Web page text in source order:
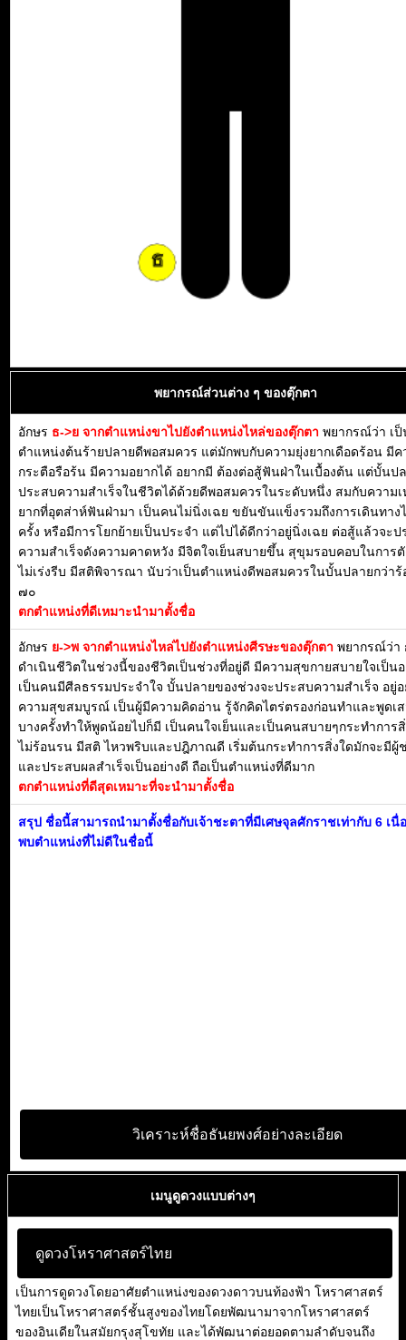
พยากรณ์ส่วนต่าง ๆ ของตุ๊กตา
อักษร ธ->ย จากตำแหน่งขาไปยังตำแหน่งไหล่ของตุ๊กตา พยากรณ์ว่า เป็
ตำแหน่งต้นร้ายปลายดีพอสมควร แต่มักพบกับความยุ่งยากเดือดร้อน มีค
กระตือรือร้น มีความอยากได้ อยากมี ต้องต่อสู้ฟันฝ่าในเบื้องต้น แต่บั้นป
ประสบความสำเร็จในชีวิตได้ด้วยดีพอสมควรในระดับหนึ่ง สมกับความ
ยากที่อุตส่าห์ฟันฝ่ามา เป็นคนไม่นิ่งเฉย ขยันขันแข็งรวมถึงการเดินทาง
ครั้ง หรือมีการโยกย้ายเป็นประจำ แต่ไปได้ดีกว่าอยู่นิ่งเฉย ต่อสู้แล้วจะป
ความสำเร็จดังความคาดหวัง มีจิตใจเย็นสบายขึ้น สุขุมรอบคอบในการ
ไม่เร่งรีบ มีสติพิจารณา นับว่าเป็นตำแหน่งดีพอสมควรในบั้นปลายกว่าร้
๗๐
ตกตำแหน่งที่ดีเหมาะนำมาตั้งชื่อ
อักษร ย->พ จากตำแหน่งไหล่ไปยังตำแหน่งศีรษะของตุ๊กตา พยากรณ์ว่า
ดำเนินชีวิตในช่วงนี้ของชีวิตเป็นช่วงที่อยู่ดี มีความสุขกายสบายใจเป็น
เป็นคนมีศีลธรรมประจำใจ บั้นปลายของช่วงจะประสบความสำเร็จ อยู่อ
ความสุขสมบูรณ์ เป็นผู้มีความคิดอ่าน รู้จักคิดไตร่ตรองก่อนทำและพูดเ
บางครั้งทำให้พูดน้อยไปก็มี เป็นคนใจเย็นและเป็นคนสบายๆกระทำการ
ไม่ร้อนรน มีสติ ไหวพริบและปฎิภาณดี เริ่มต้นกระทำการสิ่งใดมักจะมีผู้
และประสบผลสำเร็จเป็นอย่างดี ถือเป็นตำแหน่งที่ดีมาก
ตกตำแหน่งที่ดีสุดเหมาะที่จะนำมาตั้งชื่อ
สรุป ชื่อนี้สามารถนำมาตั้งชื่อกับเจ้าชะตาที่มีเศษจุลศักราชเท่ากับ 6 เนื่
พบตำแหน่งที่ไม่ดีในชื่อนี้
วิเคราะห์ชื่อธันยพงศ์อย่างละเอียด
เมนูดูดวงแบบต่างๆ
ดูดวงโหราศาสตร์ไทย
เป็นการดูดวงโดยอาศัยตำแหน่งของดวงดาวบนท้องฟ้า โหราศาสตร์
ไทยเป็นโหราศาสตร์ชั้นสูงของไทยโดยพัฒนามาจากโหราศาสตร์
ของอินเดียในสมัยกรุงสุโขทัย และได้พัฒนาต่อยอดตามลำดับจนถึง